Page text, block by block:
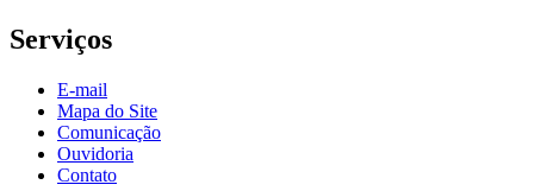
Serviços
E-mail
Mapa do Site
Comunicação
Ouvidoria
Contato